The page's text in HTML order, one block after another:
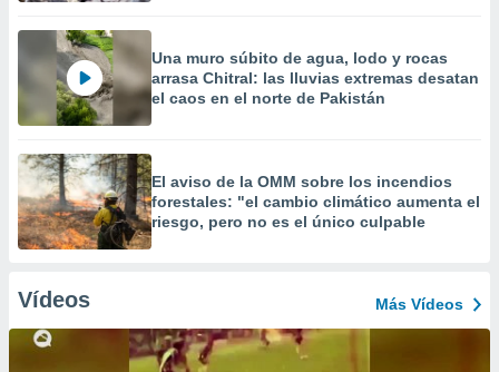
Una muro súbito de agua, lodo y rocas
arrasa Chitral: las lluvias extremas desatan
el caos en el norte de Pakistán
El aviso de la OMM sobre los incendios
forestales: "el cambio climático aumenta el
riesgo, pero no es el único culpable
Vídeos Más Vídeos